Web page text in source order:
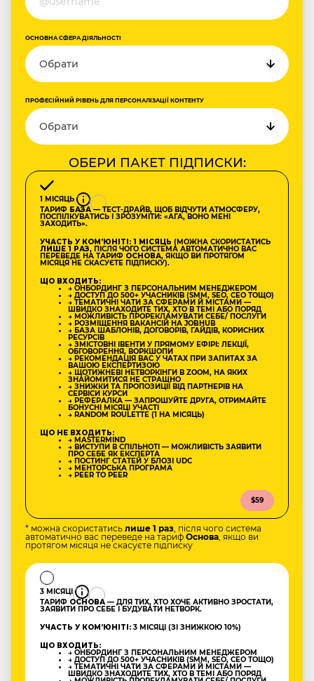
ОСНОВНА СФЕРА ДІЯЛЬНОСТІ
ПРОФЕСІЙНИЙ РІВЕНЬ ДЛЯ ПЕРСОНАЛІЗАЦІЇ КОНТЕНТУ
ОБЕРИ ПАКЕТ ПІДПИСКИ:
1 МІСЯЦЬ
ТАРИФ БАЗА— ТЕСТ-ДРАЙВ, ЩОБ ВІДЧУТИ АТМОСФЕРУ,
ПОСПІЛКУВАТИСЬ І ЗРОЗУМІТИ: «АГА, ВОНО МЕНІ
ЗАХОДИТЬ».
УЧАСТЬ У КОМʼЮНІТІ: 1 МІСЯЦЬ (МОЖНА СКОРИСТАТИСЬ
ЛИШЕ 1 РАЗ, ПІСЛЯ ЧОГО СИСТЕМА АВТОМАТИЧНО ВАС
ПЕРЕВЕДЕ НА ТАРИФ ОСНОВА, ЯКЩО ВИ ПРОТЯГОМ
МІСЯЦЯ НЕ СКАСУЄТЕ ПІДПИСКУ).
ЩО ВХОДИТЬ:
→ ОНБОРДИНГ З ПЕРСОНАЛЬНИМ МЕНЕДЖЕРОМ
→ ДОСТУП ДО 500+ УЧАСНИКІВ (SMM, SEO, CEO ТОЩО)
→ ТЕМАТИЧНІ ЧАТИ ЗА СФЕРАМИ Й МІСТАМИ —
ШВИДКО ЗНАХОДИТЕ ТИХ, ХТО В ТЕМІ АБО ПОРЯД
→ МОЖЛИВІСТЬ ПРОРЕКЛАМУВАТИ СЕБЕ/ ПОСЛУГИ
→ РОЗМІЩЕННЯ ВАКАНСІЙ НА JOBHUB
→ БАЗА ШАБЛОНІВ, ДОГОВОРІВ, ГАЙДІВ, КОРИСНИХ
РЕСУРСІВ
→ ЗМІСТОВНІ ІВЕНТИ У ПРЯМОМУ ЕФІРІ: ЛЕКЦІЇ,
ОБГОВОРЕННЯ, ВОРКШОПИ
→ РЕКОМЕНДАЦІЯ ВАС У ЧАТАХ ПРИ ЗАПИТАХ ЗА
ВАШОЮ ЕКСПЕРТИЗОЮ
→ ЩОТИЖНЕВІ НЕТВОРКІНГИ В ZOOM, НА ЯКИХ
ЗНАЙОМИТИСЯ НЕ СТРАШНО
→ ЗНИЖКИ ТА ПРОПОЗИЦІЇ ВІД ПАРТНЕРІВ НА
СЕРВІСИ КУРСИ
→ РЕФЕРАЛКА — ЗАПРОШУЙТЕ ДРУГА, ОТРИМАЙТЕ
БОНУСНІ МІСЯЦІ УЧАСТІ
→ RANDOM ROULETTE (1 НА МІСЯЦЬ)
ЩО НЕ ВХОДИТЬ:
→ MASTERMIND
→ ВИСТУПИ В СПІЛЬНОТІ — МОЖЛИВІСТЬ ЗАЯВИТИ
ПРО СЕБЕ ЯК ЕКСПЕРТА
→ ПОСТИНГ СТАТЕЙ У БЛОЗІ UDC
→ МЕНТОРСЬКА ПРОГРАМА
→ PEER TO PEER
$59
* можна скористатись лише 1 раз, після чого система
автоматично вас переведе на тариф Основа, якщо ви
протягом місяця не скасуєте підписку
3 МІСЯЦІ
ТАРИФ ОСНОВА — ДЛЯ ТИХ, ХТО ХОЧЕ АКТИВНО ЗРОСТАТИ,
ЗАЯВИТИ ПРО СЕБЕ І БУДУВАТИ НЕТВОРК.
УЧАСТЬ У КОМʼЮНІТІ: 3 МІСЯЦІ (ЗІ ЗНИЖКОЮ 10%)
ЩО ВХОДИТЬ:
→ ОНБОРДИНГ З ПЕРСОНАЛЬНИМ МЕНЕДЖЕРОМ
→ ДОСТУП ДО 500+ УЧАСНИКІВ (SMM, SEO, CEO ТОЩО)
→ ТЕМАТИЧНІ ЧАТИ ЗА СФЕРАМИ Й МІСТАМИ —
ШВИДКО ЗНАХОДИТЕ ТИХ, ХТО В ТЕМІ АБО ПОРЯД